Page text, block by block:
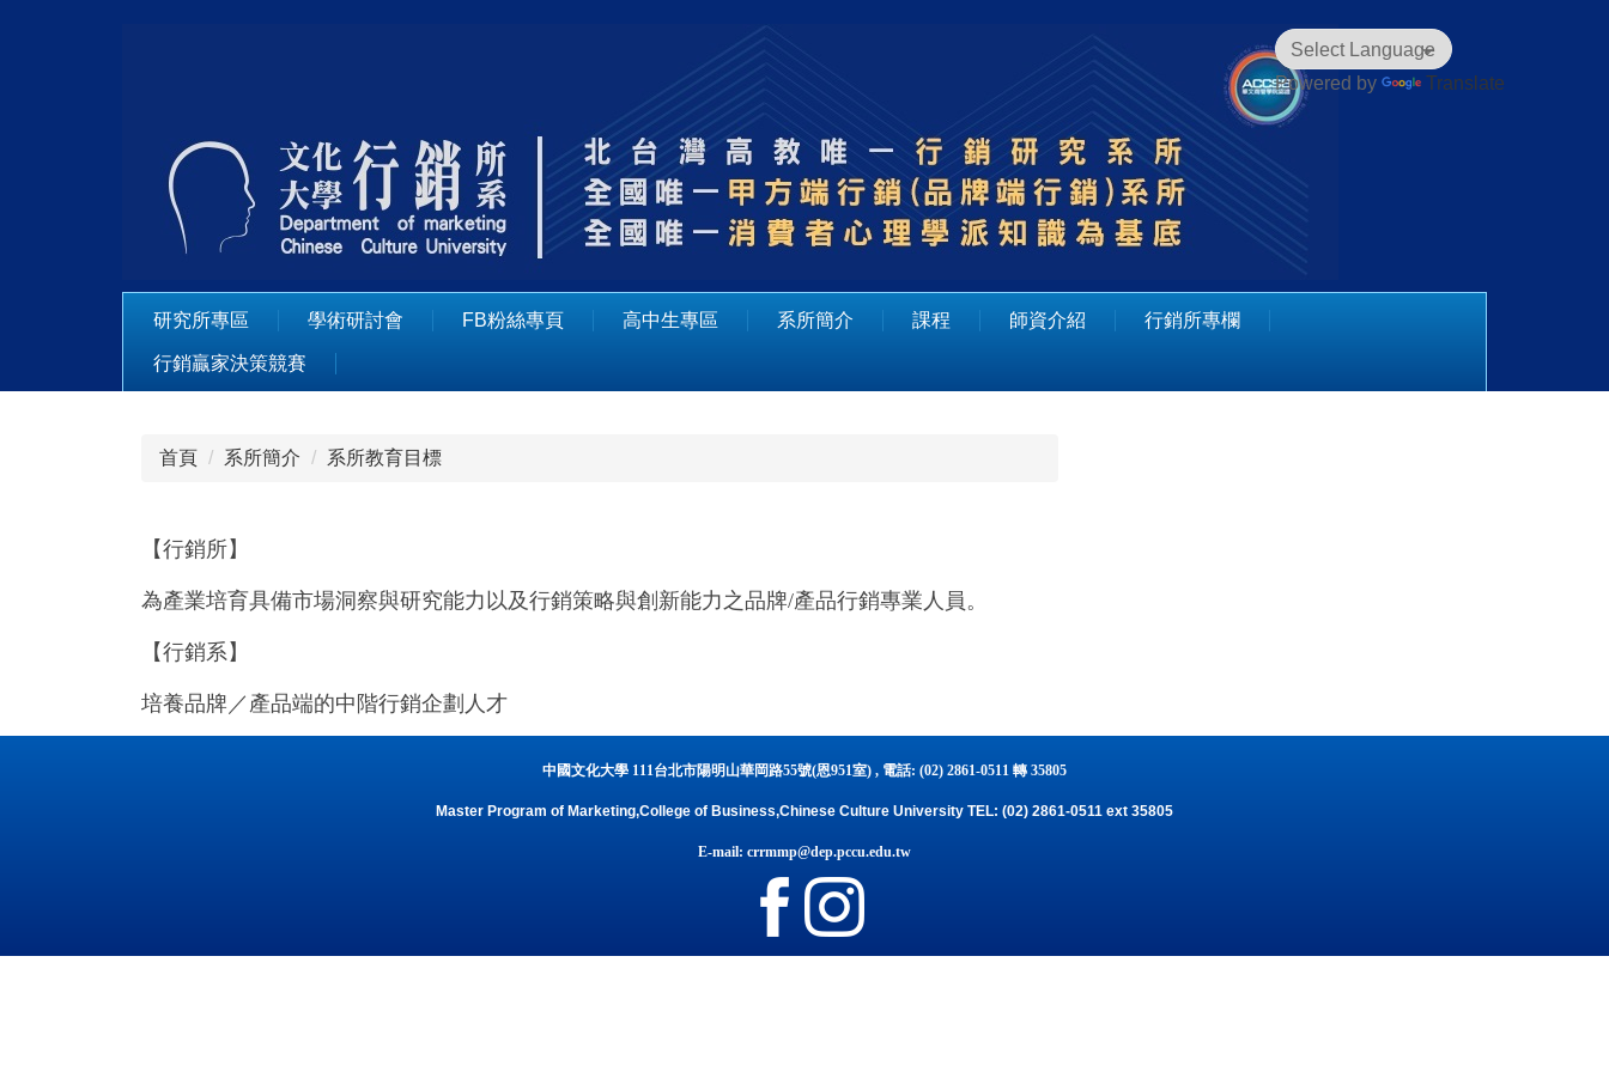
Powered by Translate
研究所專區 學術研討會 FB粉絲專頁 高中生專區 系所簡介 課程 師資介紹 行銷所專欄
行銷贏家決策競賽
首頁 系所簡介 系所教育目標
【行銷所】
為產業培育具備市場洞察與研究能力以及行銷策略與創新能力之品牌/產品行銷專業人員。
【行銷系】
培養品牌／產品端的中階行銷企劃人才
中國文化大學 111台北市陽明山華岡路55號(恩951室) , 電話: (02) 2861-0511 轉 35805
Master Program of Marketing,College of Business,Chinese Culture University TEL: (02) 2861-0511 ext 35805
E-mail: crrmmp@dep.pccu.edu.tw